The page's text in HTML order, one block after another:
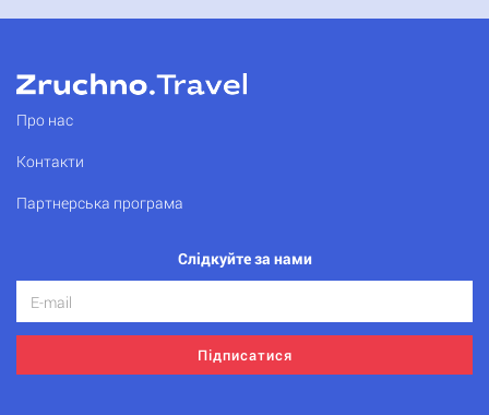
Про нас
Контакти
Партнерська програма
Слідкуйте за нами
Підписатися